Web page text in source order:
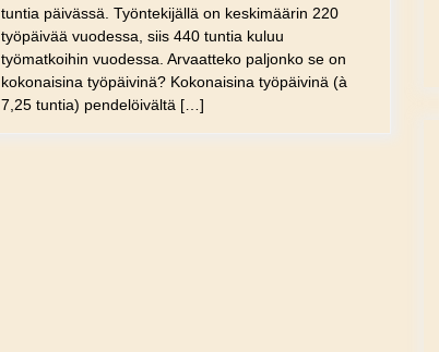
tuntia päivässä. Työntekijällä on keskimäärin 220
työpäivää vuodessa, siis 440 tuntia kuluu
työmatkoihin vuodessa. Arvaatteko paljonko se on
kokonaisina työpäivinä? Kokonaisina työpäivinä (à
7,25 tuntia) pendelöivältä […]